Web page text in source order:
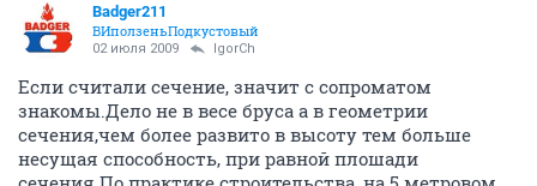
Badger211
ВИползеньПодкустовый
02 июля 2009 IgorCh
Если считали сечение, значит с сопроматом
знакомы.Дело не в весе бруса а в геометрии
сечения,чем более развито в высоту тем больше
несущая способность, при равной плошади